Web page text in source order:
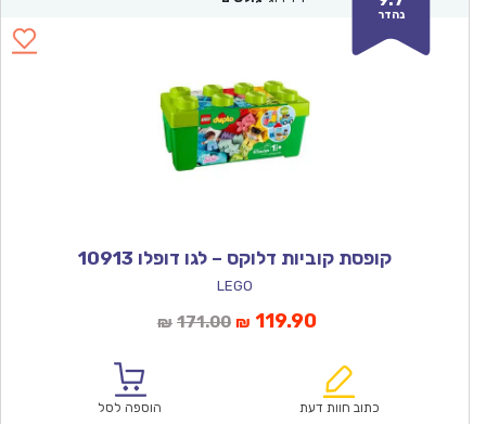
נהדר
קופסת קוביות דלוקס – לגו דופלו 10913
LEGO
₪ 171.00המחיר
₪171.00.
₪ 119.90המחיר
הוא:
כתוב חוות דעת הוספה לסל